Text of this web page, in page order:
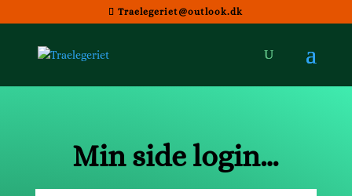
Traelegeriet@outlook.dk
Min side login…